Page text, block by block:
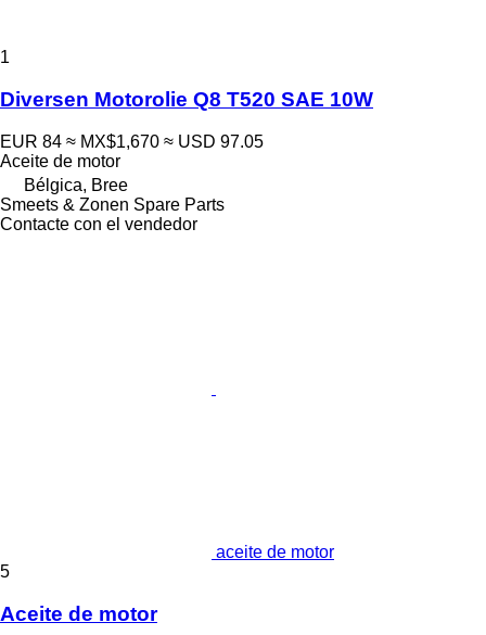
1
Diversen Motorolie Q8 T520 SAE 10W
EUR 84 ≈ MX$1,670 ≈ USD 97.05
Aceite de motor
Bélgica, Bree
Smeets & Zonen Spare Parts
Contacte con el vendedor
aceite de motor
5
Aceite de motor